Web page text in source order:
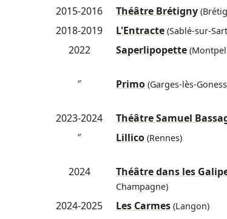
2015-2016 Théâtre Brétigny
2018-2019 L'Entracte(Sablé-sur-
2022
Saperlipopette
″
Primo(Garges-lès-
2023-2024
Théâtre Samuel
″
Lillico(Rennes)
2024
Théâtre dans les
Champagne)
2024-2025 Les Carmes(Langon)